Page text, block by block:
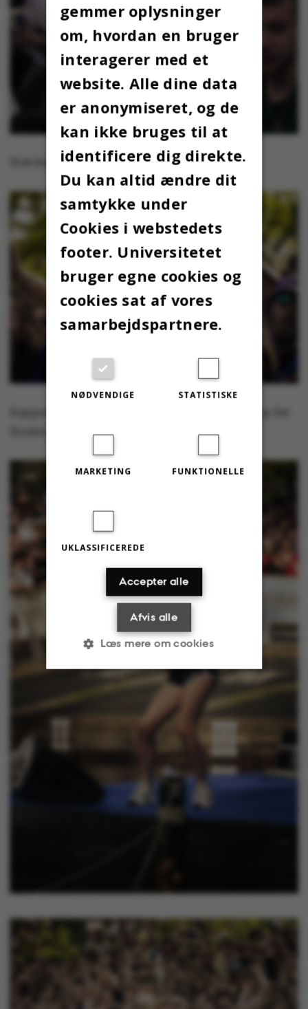
Stærke attituder.
gemmer oplysninger
om, hvordan en bruger
interagerer med et
website. Alle dine data
er anonymiseret, og de
kan ikke bruges til at
identificere dig direkte.
Du kan altid ændre dit
samtykke under
Cookies i webstedets
footer. Universitetet
bruger egne cookies og
cookies sat af vores
samarbejdspartnere.
NØDVENDIGE STATISTISKE
MARKETING FUNKTIONELLE
UKLASSIFICEREDE
Accepter alle
Afvis alle
Læs mere om cookies
Statistiske
ved at aktivere nogle
funktioner som
navigation mm.
Hjemmesiden kan ikke
fungerer uden disse
cookies.